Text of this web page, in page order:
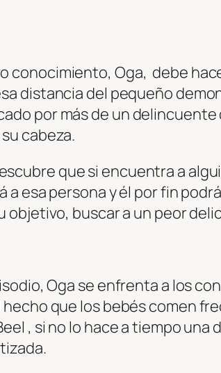
conocimiento, Oga, debe
distancia del pequeño
por más de un delincuente
cabeza.
que si encuentra a
a esa persona y él por fin
objetivo, buscar a un peor
Oga se enfrenta a los
que los bebés comen
, si no lo hace a tiempo